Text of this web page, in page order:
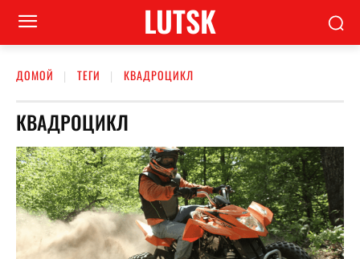
LUTSK
ДОМОЙ ТЕГИ КВАДРОЦИКЛ
КВАДРОЦИКЛ